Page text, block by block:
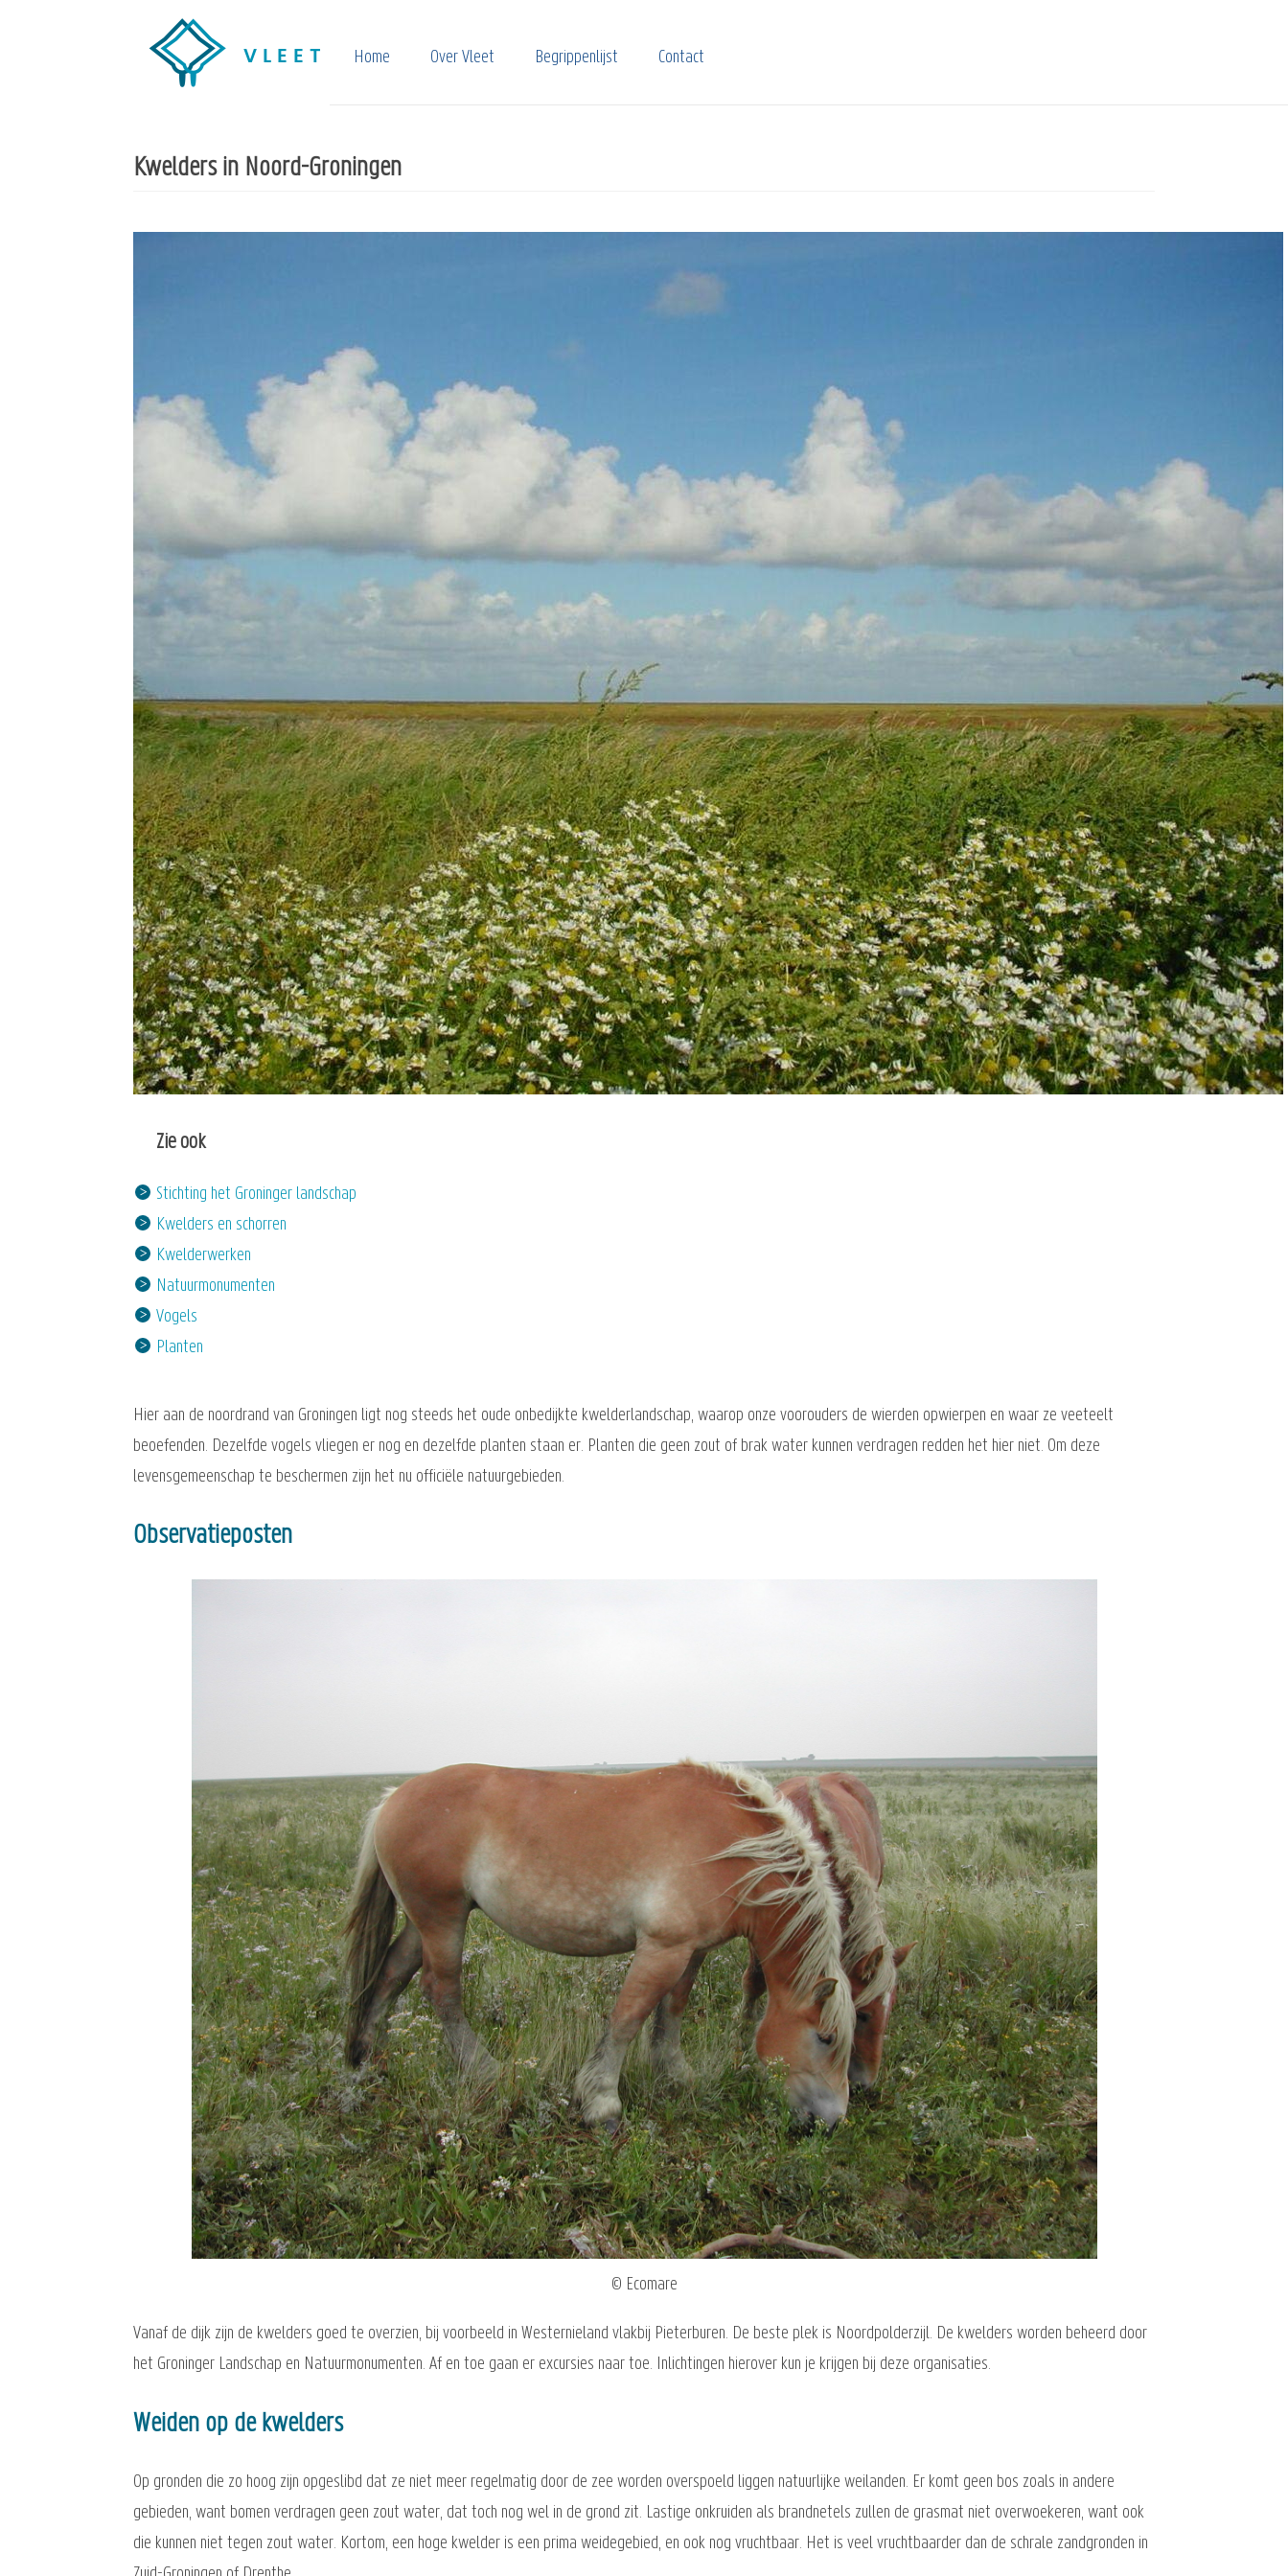
Home Over Vleet Begrippenlijst Contact
Kwelders in Noord-Groningen
Zie ook
Stichting het Groninger landschap
Kwelders en schorren
Kwelderwerken
Natuurmonumenten
Vogels
Planten
Hier aan de noordrand van Groningen ligt nog steeds het oude onbedijkte kwelderlandschap, waarop onze voorouders de wierden opwierpen en waar ze veeteelt
beoefenden. Dezelfde vogels vliegen er nog en dezelfde planten staan er. Planten die geen zout of brak water kunnen verdragen redden het hier niet. Om deze
levensgemeenschap te beschermen zijn het nu officiële natuurgebieden.
Observatieposten
© Ecomare
Vanaf de dijk zijn de kwelders goed te overzien, bij voorbeeld in Westernieland vlakbij Pieterburen. De beste plek is Noordpolderzijl. De kwelders worden beheerd door
het Groninger Landschap en Natuurmonumenten. Af en toe gaan er excursies naar toe. Inlichtingen hierover kun je krijgen bij deze organisaties.
Weiden op de kwelders
Op gronden die zo hoog zijn opgeslibd dat ze niet meer regelmatig door de zee worden overspoeld liggen natuurlijke weilanden. Er komt geen bos zoals in andere
gebieden, want bomen verdragen geen zout water, dat toch nog wel in de grond zit. Lastige onkruiden als brandnetels zullen de grasmat niet overwoekeren, want ook
die kunnen niet tegen zout water. Kortom, een hoge kwelder is een prima weidegebied, en ook nog vruchtbaar. Het is veel vruchtbaarder dan de schrale zandgronden in